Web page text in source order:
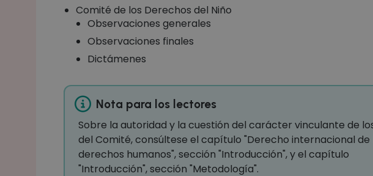
Comité de los Derechos del Niño
Observaciones generales
Observaciones finales
Dictámenes
Nota para los lectores
Sobre la autoridad y la cuestión del carácter vinculante de
del Comité, consúltese el capítulo "Derecho internacional de
derechos humanos", sección "Introducción", y el capítulo
"Introducción", sección "Metodología".